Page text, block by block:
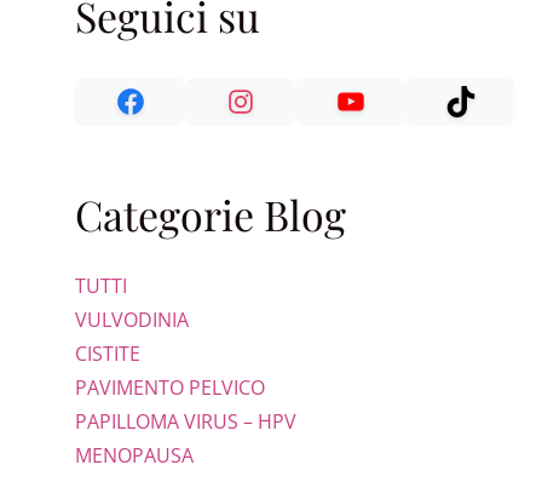
Seguici su
Categorie Blog
TUTTI
VULVODINIA
CISTITE
PAVIMENTO PELVICO
PAPILLOMA VIRUS – HPV
MENOPAUSA